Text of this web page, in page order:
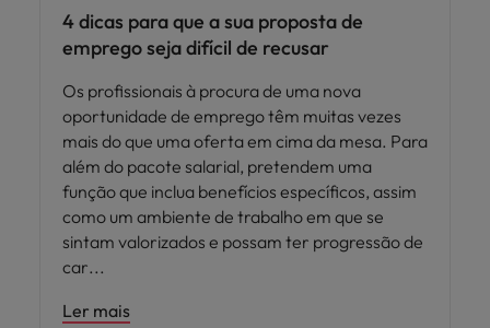
4 dicas para que a sua proposta de
emprego seja difícil de recusar
Os profissionais à procura de uma nova
oportunidade de emprego têm muitas vezes
mais do que uma oferta em cima da mesa. Para
além do pacote salarial, pretendem uma
função que inclua benefícios específicos, assim
como um ambiente de trabalho em que se
sintam valorizados e possam ter progressão de
car
Ler mais